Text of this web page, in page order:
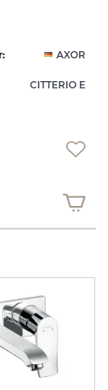
AXOR
CITTERIO E